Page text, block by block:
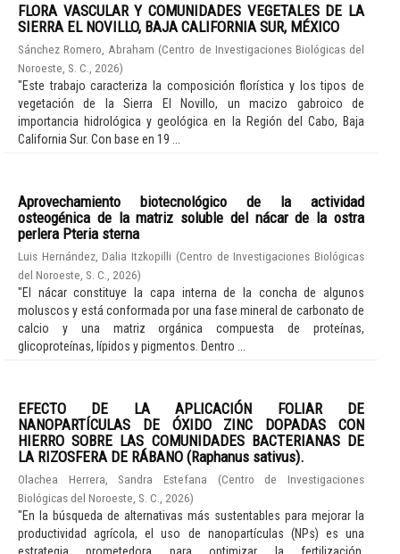
FLORA VASCULAR Y COMUNIDADES VEGETALES DE LA
SIERRA EL NOVILLO, BAJA CALIFORNIA SUR, MÉXICO
Sánchez Romero, Abraham (Centro de Investigaciones Biológicas del
Noroeste, S. C.
2026)
"Este trabajo caracteriza la composición florística y los tipos de
vegetación de la Sierra El Novillo, un macizo gabroico de
importancia hidrológica y geológica en la Región del Cabo, Baja
California Sur. Con base en 19 ...
Aprovechamiento biotecnológico de la actividad
osteogénica de la matriz soluble del nácar de la ostra
perlera Pteria sterna
Luis Hernández, Dalia Itzkopilli (Centro de Investigaciones Biológicas
del Noroeste, S. C.
2026)
"El nácar constituye la capa interna de la concha de algunos
moluscos y está conformada por una fase mineral de carbonato de
calcio y una matriz orgánica compuesta de proteínas,
glicoproteínas, lípidos y pigmentos. Dentro ...
EFECTO DE LA APLICACIÓN FOLIAR DE
NANOPARTÍCULAS DE ÓXIDO ZINC DOPADAS CON
HIERRO SOBRE LAS COMUNIDADES BACTERIANAS DE
LA RIZOSFERA DE RÁBANO (Raphanus sativus).
Olachea Herrera, Sandra Estefana (Centro de Investigaciones
Biológicas del Noroeste, S. C.
2026)
"En la búsqueda de alternativas más sustentables para mejorar la
productividad agrícola, el uso de nanopartículas (NPs) es una
estrategia prometedora para optimizar la fertilización,